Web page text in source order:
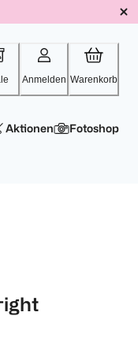
Anmelden Warenkorb
Aktionen Fotoshop